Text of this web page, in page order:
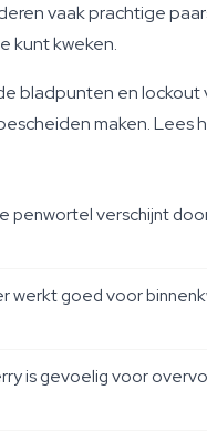
vaak prachtige
kunt kweken.
bladpunten en lockout
maken. Lees
verschijnt
werkt goed voor
is gevoelig voor